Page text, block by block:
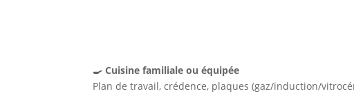
🍳 Cuisine familiale ou équipée
Plan de travail, crédence, plaques (gaz/induction/